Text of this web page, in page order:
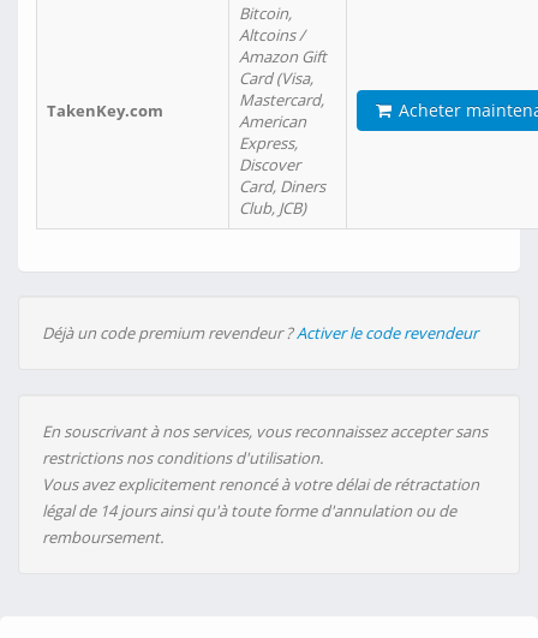
TakenKey.com
Bitcoin,
Altcoins /
Amazon Gift
Card (Visa,
Mastercard,
American
Express,
Discover
Card, Diners
Club, JCB)
Acheter
Déjà un code premium revendeur ?Activer le code revendeur
En souscrivant à nos services, vous reconnaissez accepter sans
restrictions nos conditions d'utilisation.
Vous avez explicitement renoncé à votre délai de rétractation
légal de 14 jours ainsi qu'à toute forme d'annulation ou de
remboursement.